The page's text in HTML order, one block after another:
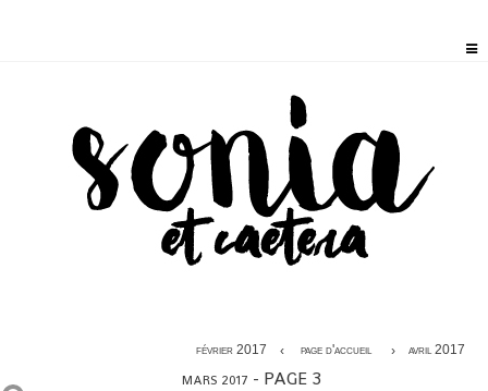
février 2017 page d'accueil avril 2017
MARS 2017 - PAGE 3